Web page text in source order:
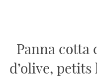
Panna cotta
d’olive,